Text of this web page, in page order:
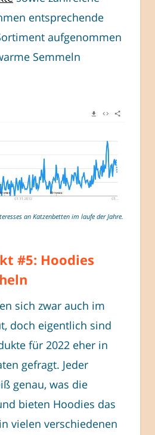
entsprechende
aufgenommen
Semmeln
an Katzenbetten im laufe der Jahre.
#5: Hoodies
sich zwar auch im
doch eigentlich sind
für 2022 eher in
gefragt. Jeder
genau, was die
bieten Hoodies das
vielen verschiedenen